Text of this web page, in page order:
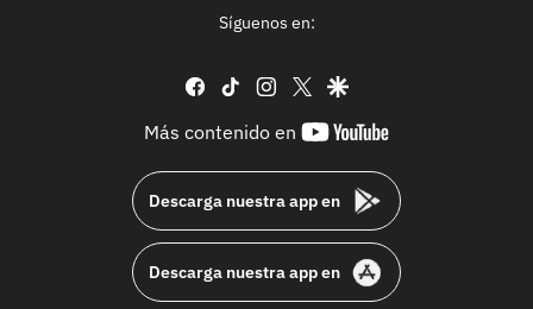
Síguenos en:
facebook
tiktok instagram
twittergoogle
Más contenido en
youtube-
Descarga nuestra app en
Descarga nuestra app en